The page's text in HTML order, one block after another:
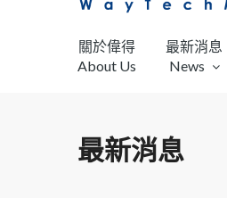
關於偉得
About Us
最新消息
News
最新消息